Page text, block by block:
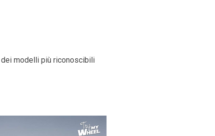
dei modelli più riconoscibili